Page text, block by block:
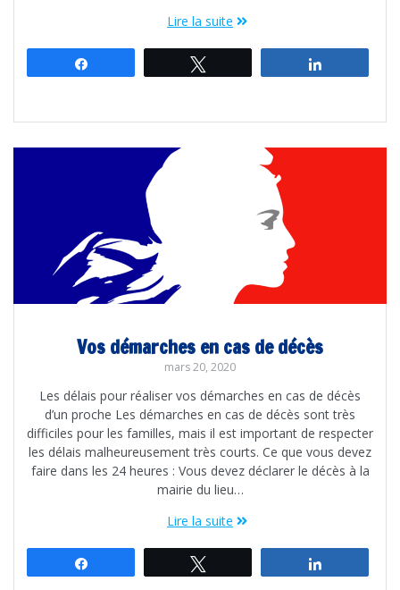
Lire la suite
Vos démarches en cas de décès
mars 20, 2020
Les délais pour réaliser vos démarches en cas de décès
d’un proche Les démarches en cas de décès sont très
difficiles pour les familles, mais il est important de respecter
les délais malheureusement très courts. Ce que vous devez
faire dans les 24 heures : Vous devez déclarer le décès à la
mairie du lieu…
Lire la suite